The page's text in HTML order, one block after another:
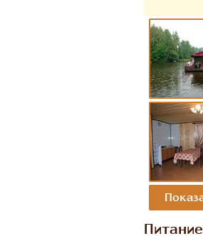
Питание